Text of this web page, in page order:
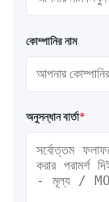
কোম্পানির নাম
অনুসন্ধান বার্তা*